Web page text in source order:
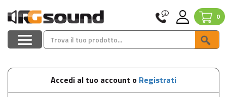
0
Accedi al tuo account o Registrati